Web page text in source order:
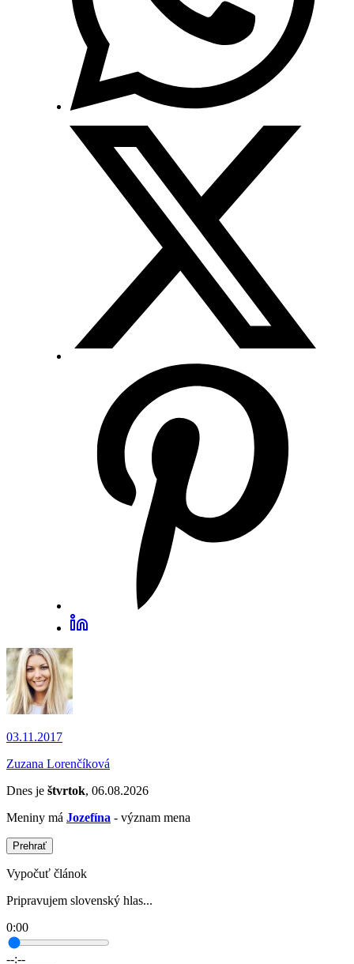
03.11.2017
Zuzana Lorenčíková
Dnes je štvrtok, 06.08.2026
Meniny má Jozefína - význam mena
Prehrať
Vypočuť článok
Pripravujem slovenský hlas...
0:00
--:--